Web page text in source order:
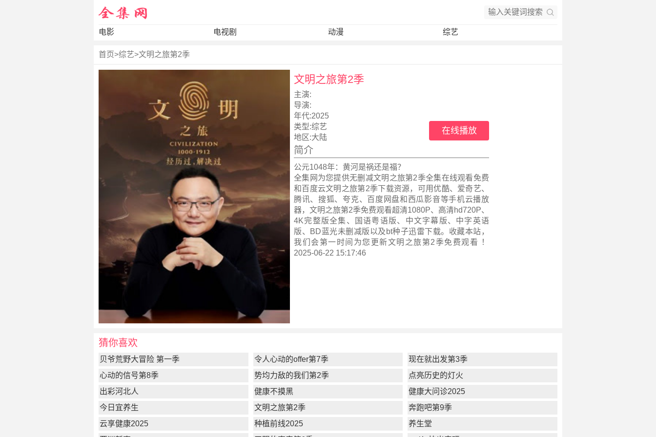
电影 电视剧 动漫 综艺
首页>综艺>文明之旅第2季
文明之旅第2季
主演:
导演:
年代:2025
类型:综艺
地区:大陆
在线播放
简介
公元1048年：黄河是祸还是福？
全集网为您提供无删减文明之旅第2季全集在线观看免费
和百度云文明之旅第2季下载资源，可用优酷、爱奇艺、
腾讯、搜狐、夸克、百度网盘和西瓜影音等手机云播放
器，文明之旅第2季免费观看超清1080P、高清hd720P、
4K完整版全集、国语粤语版、中文字幕版、中字英语
版、BD蓝光未删减版以及bt种子迅雷下载。收藏本站，
我们会第一时间为您更新文明之旅第2季免费观看 ！
2025-06-22 15:17:46
猜你喜欢
贝爷荒野大冒险 第一季 令人心动的offer第7季
现在就出发第3季
心动的信号第8季
势均力敌的我们第2季
点亮历史的灯火
出彩河北人
健康不摸黑
健康大问诊2025
今日宜养生
文明之旅第2季
奔跑吧第9季
云享健康2025
种植前线2025
养生堂